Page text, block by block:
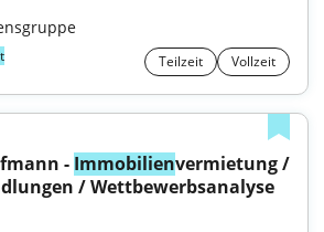
Teilzeit Vollzeit
- Immobilienvermietung /
/ Wettbewerbsanalyse